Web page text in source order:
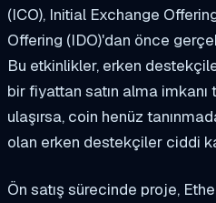
(ICO), Initial Exchange
Offering (IDO)'dan önce
Bu etkinlikler, erken
bir fiyattan satın alma imkanı
ulaşırsa, coin henüz
olan erken destekçiler ciddi
Ön satış sürecinde proje,